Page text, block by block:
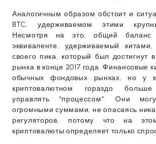
Аналогичным образом обстоит и
BTC, удерживаемом этими
Несмотря на это, общий баланс
эквиваленте, удерживаемый
своего пика, который был достигнут
рынка в конце 2017 года. Финансовые
обычных фондовых рынках, но у
криптовалютном гораздо больше
управлять “процессом”. Они
огромными суммами, не опасаясь
регуляторов, потому что на
криптовалюты определяет только